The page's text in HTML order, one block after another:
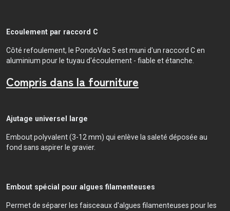
Ecoulement par raccord C
Côté refoulement, le PondoVac 5 est muni d'un raccord C en
aluminium pour le tuyau d'écoulement - fiable et étanche.
Compris dans la fourniture
Ajutage universel large
Embout polyvalent (3-12 mm) qui enlève la saleté déposée au
fond sans aspirer le gravier.
Embout spécial pour algues filamenteuses
Permet de séparer les faisceaux d'algues filamenteuses pour les